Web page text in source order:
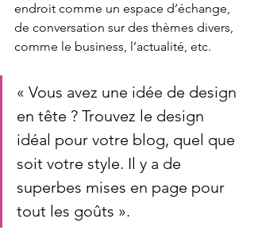
endroit comme un espace d’échange,
de conversation sur des thèmes divers,
comme le business, l’actualité, etc.
« Vous avez une idée de design
en tête ? Trouvez le design
idéal pour votre blog, quel que
soit votre style. Il y a de
superbes mises en page pour
tout les goûts ».